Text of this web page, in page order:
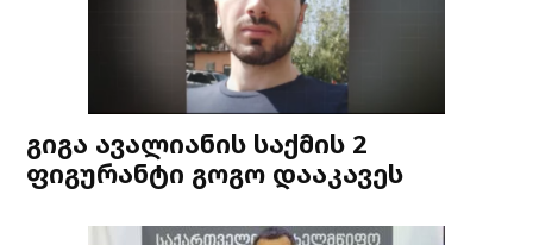
გიგა ავალიანის საქმის 2
ფიგურანტი გოგო დააკავეს